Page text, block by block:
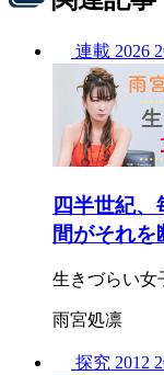
連載 2026
四半世紀
間がそれ
生きづらい女
雨宮処凛
探究 2012